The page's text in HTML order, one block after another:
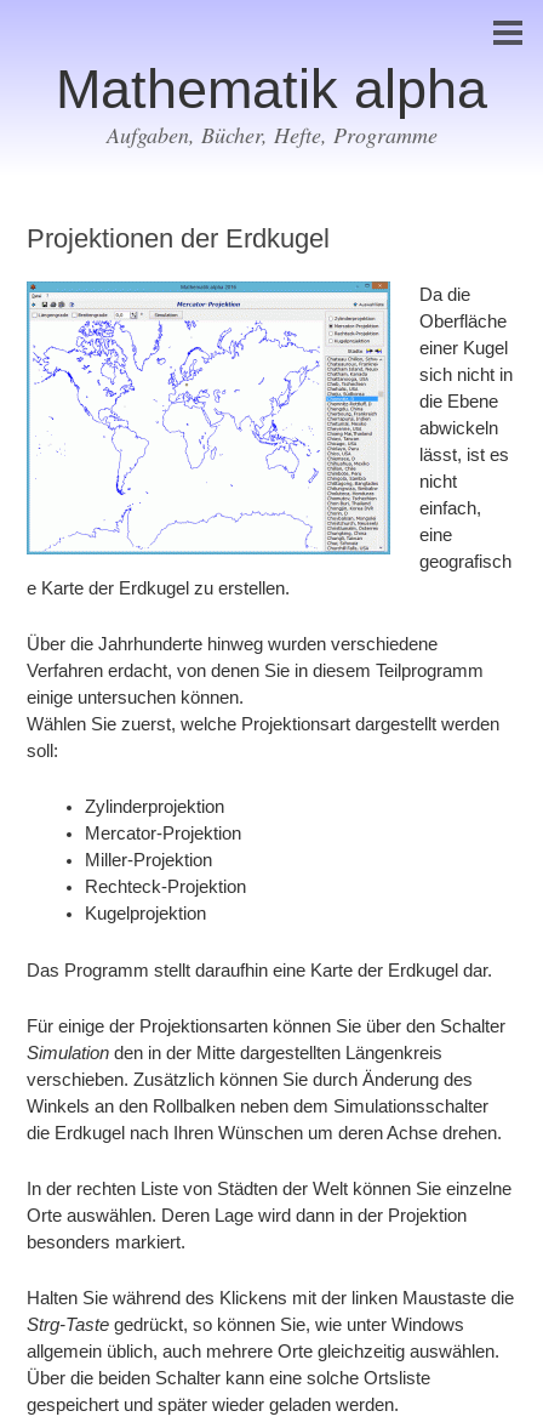
Mathematik alpha
Aufgaben, Bücher, Hefte, Programme
Projektionen der Erdkugel
Da die
Oberfläche
einer Kugel
sich nicht in
die Ebene
abwickeln
lässt, ist es
nicht
einfach,
eine
geografisch
e Karte der Erdkugel zu erstellen.
Über die Jahrhunderte hinweg wurden verschiedene
Verfahren erdacht, von denen Sie in diesem Teilprogramm
einige untersuchen können.
Wählen Sie zuerst, welche Projektionsart dargestellt werden
soll:
Zylinderprojektion
Mercator-Projektion
Miller-Projektion
Rechteck-Projektion
Kugelprojektion
Das Programm stellt daraufhin eine Karte der Erdkugel dar.
Für einige der Projektionsarten können Sie über den Schalter
Simulation den in der Mitte dargestellten Längenkreis
verschieben. Zusätzlich können Sie durch Änderung des
Winkels an den Rollbalken neben dem Simulationsschalter
die Erdkugel nach Ihren Wünschen um deren Achse drehen.
In der rechten Liste von Städten der Welt können Sie einzelne
Orte auswählen. Deren Lage wird dann in der Projektion
besonders markiert.
Halten Sie während des Klickens mit der linken Maustaste die
Strg-Taste gedrückt, so können Sie, wie unter Windows
allgemein üblich, auch mehrere Orte gleichzeitig auswählen.
Über die beiden Schalter kann eine solche Ortsliste
gespeichert und später wieder geladen werden.